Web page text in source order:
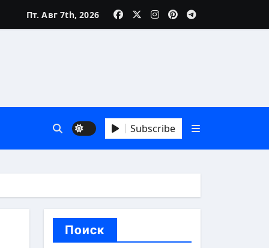
Пт. Авг 7th, 2026
Subscribe
Поиск